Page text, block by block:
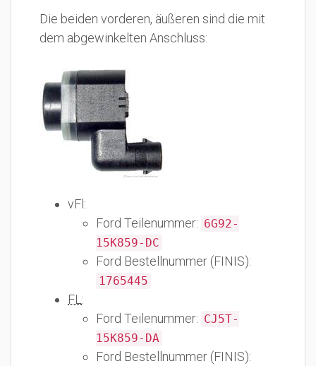
Die beiden vorderen, äußeren sind die mit
dem abgewinkelten Anschluss:
vFl:
Ford Teilenummer: 6G92-
15K859-DC
Ford Bestellnummer (FINIS):
1765445
FL :
Ford Teilenummer: CJ5T-
15K859-DA
Ford Bestellnummer (FINIS):